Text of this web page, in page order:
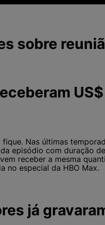
sobre
fique. Nas últimas
episódio com duração
receber a mesma
no especial da HBO Max.
já